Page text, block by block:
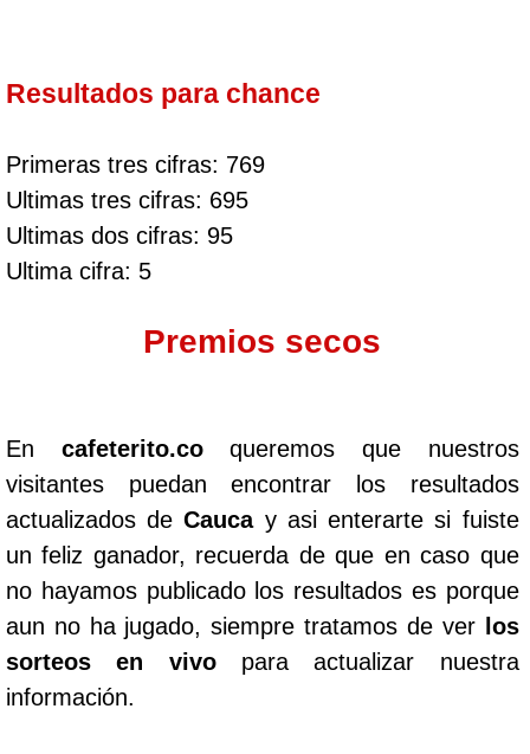
Resultados para chance
Primeras tres cifras: 769
Ultimas tres cifras: 695
Ultimas dos cifras: 95
Ultima cifra: 5
Premios secos
En cafeterito.coqueremos que nuestros
visitantes puedan encontrar los resultados
actualizados deCaucay asi enterarte si fuiste
un feliz ganador, recuerda de que en caso que
no hayamos publicado los resultados es porque
aun no ha jugado, siempre tratamos de ver
los
sorteos en vivopara actualizar nuestra
información.